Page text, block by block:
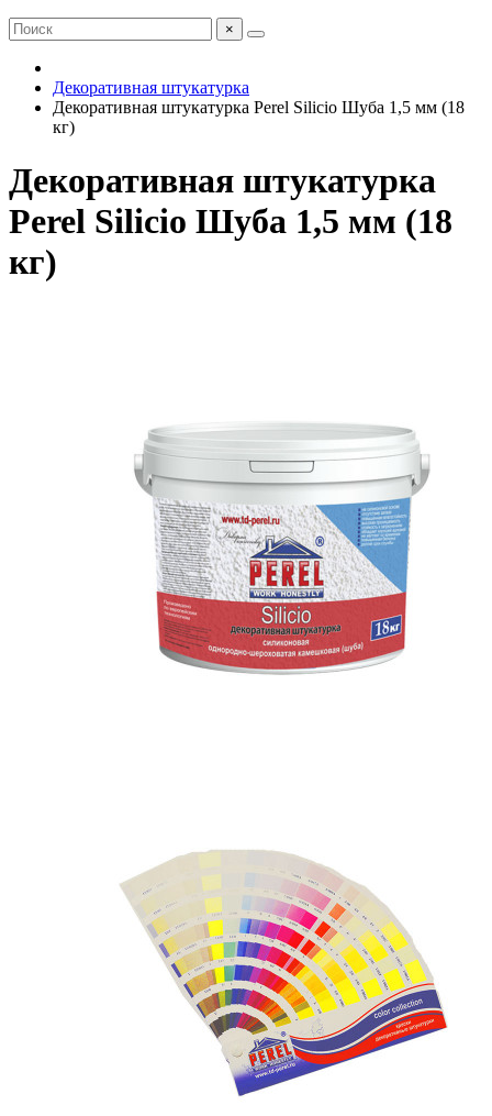
×
Декоративная штукатурка
Декоративная штукатурка Perel Silicio Шуба 1,5 мм (18
кг)
Декоративная штукатурка
Perel Silicio Шуба 1,5 мм (18
кг)